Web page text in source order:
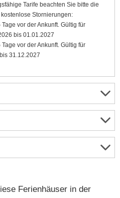
Tarife beachten Sie bitte die
Stornierungen:
vor der Ankunft. Gültig für
bis 01.01.2027
vor der Ankunft. Gültig für
31.12.2027
Ferienhäuser in der